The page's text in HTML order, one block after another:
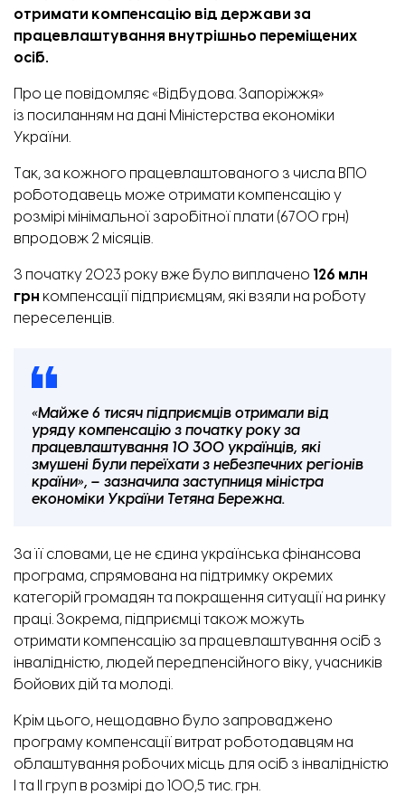
отримати компенсацію від держави за
працевлаштування внутрішньо переміщених
осіб.
Про це повідомляє «Відбудова. Запоріжжя»
із посиланням на дані Міністерства економіки
України.
Так, за кожного працевлаштованого з числа ВПО
роботодавець може отримати компенсацію у
розмірі мінімальної заробітної плати (6700 грн)
впродовж 2 місяців.
З початку 2023 року вже було виплачено 126 млн
грн компенсації підприємцям, які взяли на роботу
переселенців.
«Майже 6 тисяч підприємців отримали від
уряду компенсацію з початку року за
працевлаштування 10 300 українців, які
змушені були переїхати з небезпечних регіонів
країни», – зазначила заступниця міністра
економіки України Тетяна Бережна.
За її словами, це не єдина українська фінансова
програма, спрямована на підтримку окремих
категорій громадян та покращення ситуації на ринку
праці. Зокрема, підприємці також можуть
отримати компенсацію за працевлаштування осіб з
інвалідністю, людей передпенсійного віку, учасників
бойових дій та молоді.
Крім цього, нещодавно було запроваджено
програму компенсації витрат роботодавцям на
облаштування робочих місць для осіб з інвалідністю
І та ІІ груп в розмірі до 100,5 тис. грн.